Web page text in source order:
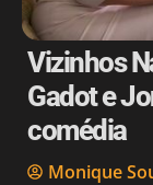
Vizinhos
Gadot e
comédia
Monique